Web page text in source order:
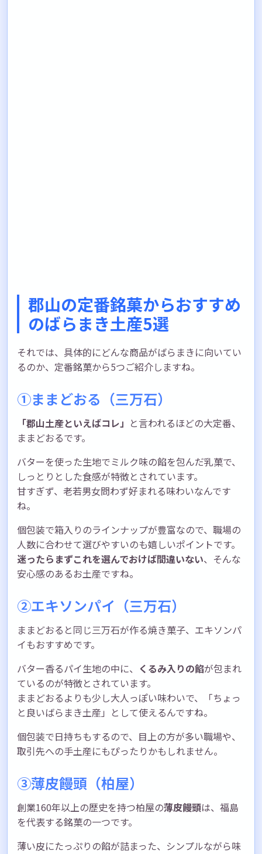
郡山の定番銘菓からおすすめ
のばらまき土産5選
それでは、具体的にどんな商品がばらまきに向いてい
るのか、定番銘菓から5つご紹介しますね。
①ままどおる（三万石）
「郡山土産といえばコレ」 と言われるほどの大定番、
ままどおるです。
バターを使った生地でミルク味の餡を包んだ乳菓で、
しっとりとした食感が特徴とされています。
甘すぎず、老若男女問わず好まれる味わいなんです
ね。
個包装で箱入りのラインナップが豊富なので、職場の
人数に合わせて選びやすいのも嬉しいポイントです。
迷ったらまずこれを選んでおけば間違いない、そんな
安心感のあるお土産ですね。
②エキソンパイ（三万石）
ままどおると同じ三万石が作る焼き菓子、エキソンパ
イもおすすめです。
バター香るパイ生地の中に、 くるみ入りの餡が包まれ
ているのが特徴とされています。
ままどおるよりも少し大人っぽい味わいで、「ちょっ
と良いばらまき土産」として使えるんですね。
個包装で日持ちもするので、目上の方が多い職場や、
取引先への手土産にもぴったりかもしれません。
③薄皮饅頭（柏屋）
創業160年以上の歴史を持つ柏屋の薄皮饅頭は、福島
を代表する銘菓の一つです。
薄い皮にたっぷりの餡が詰まった、シンプルながら味